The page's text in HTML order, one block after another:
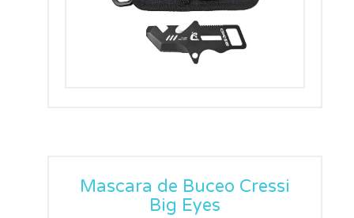
Mascara de Buceo Cressi
Big Eyes